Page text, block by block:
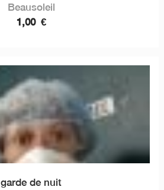
Beausoleil
1,00 €
garde de nuit